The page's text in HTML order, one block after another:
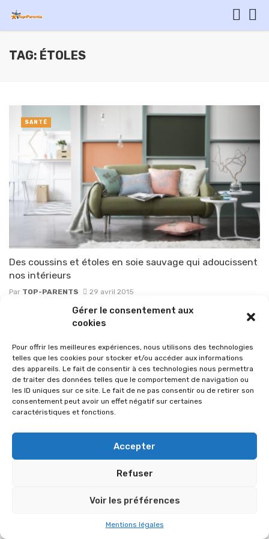
Gérer le consentement aux
cookies
Pour offrir les meilleures expériences, nous utilisons des technologies
telles que les cookies pour stocker et/ou accéder aux informations
des appareils. Le fait de consentir à ces technologies nous permettra
de traiter des données telles que le comportement de navigation ou
les ID uniques sur ce site. Le fait de ne pas consentir ou de retirer son
consentement peut avoir un effet négatif sur certaines
caractéristiques et fonctions.
Accepter
Refuser
Voir les préférences
Mentions légales
TAG: ÉTOLES
Des coussins et étoles en soie sauvage qui adoucissent
nos intérieurs
Par TOP-PARENTS 29 avril 2015
SANTÉ